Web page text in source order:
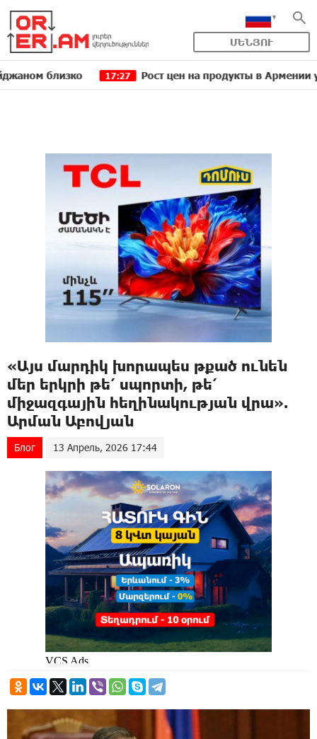
ՄԵՆՅՈՒ
17:27 Рост цен на продукты в Армении
«Այս մարդիկ խորապես թքած ունեն
մեր երկրի թե՛ սպորտի, թե՛
միջազգային հեղինակության վրա».
Արման Աբովյան
Блог 13 Апрель, 2026 17:44